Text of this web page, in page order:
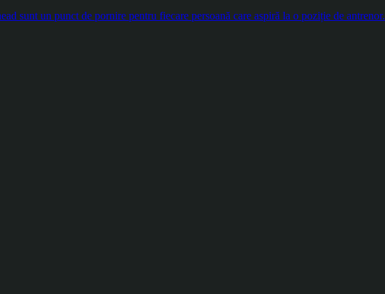
sunt un punct de pornire pentru fiecare persoană care aspiră la o poziție de antrenor.